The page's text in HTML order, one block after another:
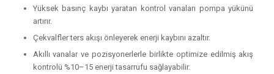
Yüksek basınç kaybı yaratan kontrol vanaları pompa yükünü
artırır.
Çekvalfler ters akışı önleyerek enerji kaybını azaltır.
Akıllı vanalar ve pozisyonerlerle birlikte optimize edilmiş akış
kontrolü %10–15 enerji tasarrufu sağlayabilir.